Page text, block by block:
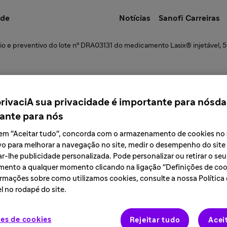
Notícias Sanofi Carreiras
e preventivo do lote nº DRA03131 do medicamento Lasix® injetável,
a
do produto
mL solução
sua privacidade é importante para
para nós
"Aceitar tudo", concorda com o armazenamento de cookies no
para melhorar a navegação no site, medir o desempenho do site
lhe publicidade personalizada. Pode personalizar ou retirar o seu
a qualquer momento clicando na ligação "Definições de
sobre como utilizamos cookies, consulte a nossa Política
no rodapé do site.
de cookies Rejeitar tudo